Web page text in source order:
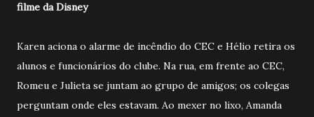
filme da Disney
Karen aciona o alarme de incêndio do CEC e Hélio retira os
alunos e funcionários do clube. Na rua, em frente ao CEC,
Romeu e Julieta se juntam ao grupo de amigos; os colegas
perguntam onde eles estavam. Ao mexer no lixo, Amanda